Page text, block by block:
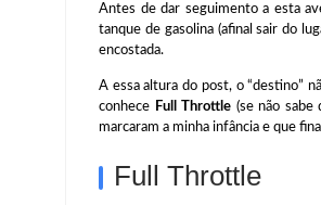
Antes de dar seguimento a esta
tanque de gasolina (afinal sair do
encostada.
A essa altura do post, o “destino”
conhece Full Throttle (se não
marcaram a minha infância e que
Full Throttle